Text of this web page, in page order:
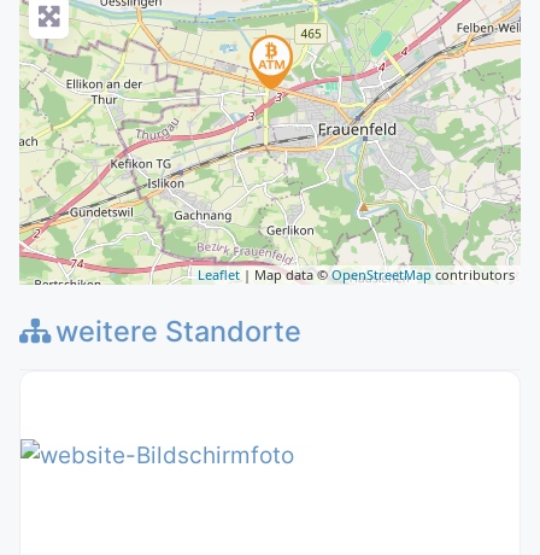
Leaflet | Map data © OpenStreetMapcontributors
weitere Standorte